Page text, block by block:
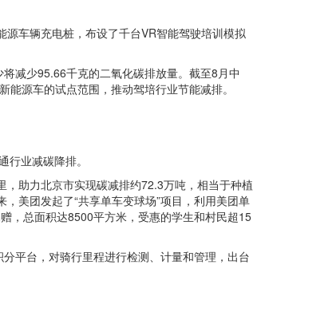
车辆充电桩，布设了千台VR智能驾驶培训模拟
减少95.66千克的二氧化碳排放量。截至8月中
源车的试点范围，推动驾培行业节能减排。
业减碳降排。
助力北京市实现碳减排约72.3万吨，相当于种植
美团发起了“共享单车变球场”项目，利用美团单
，总面积达8500平方米，受惠的学生和村民超15
平台，对骑行里程进行检测、计量和管理，出台